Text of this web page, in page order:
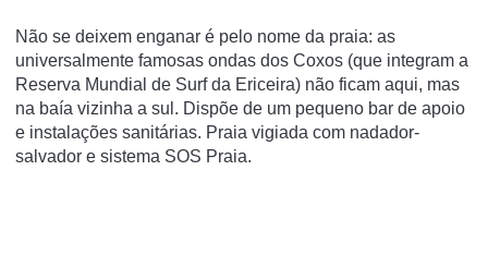
Não se deixem enganar é pelo nome da praia: as
universalmente famosas ondas dos Coxos (que integram a
Reserva Mundial de Surf da Ericeira) não ficam aqui, mas
na baía vizinha a sul. Dispõe de um pequeno bar de apoio
e instalações sanitárias. Praia vigiada com nadador-
salvador e sistema SOS Praia.